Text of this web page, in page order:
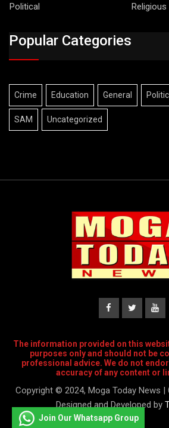
Political
Religious
Popular Categories
Crime Education General
SAM Uncategorized
The information provided on this
purposes only and should not be
professional advice. We do not
accuracy of any content or
Copyright © 2024, Moga Today News |
Designed and Developed by
Join Our Whatsapp Group